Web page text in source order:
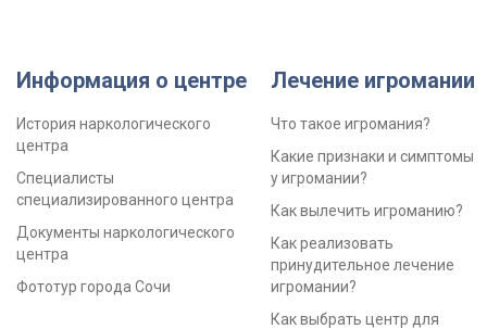
Информация о центре
История наркологического
центра
Специалисты
специализированного центра
Документы наркологического
центра
Фототур города Сочи
Лечение игромании
Что такое игромания?
Какие признаки и симптомы
у игромании?
Как вылечить игроманию?
Как реализовать
принудительное лечение
игромании?
Как выбрать центр для